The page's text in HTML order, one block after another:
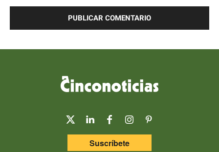
Suscríbete